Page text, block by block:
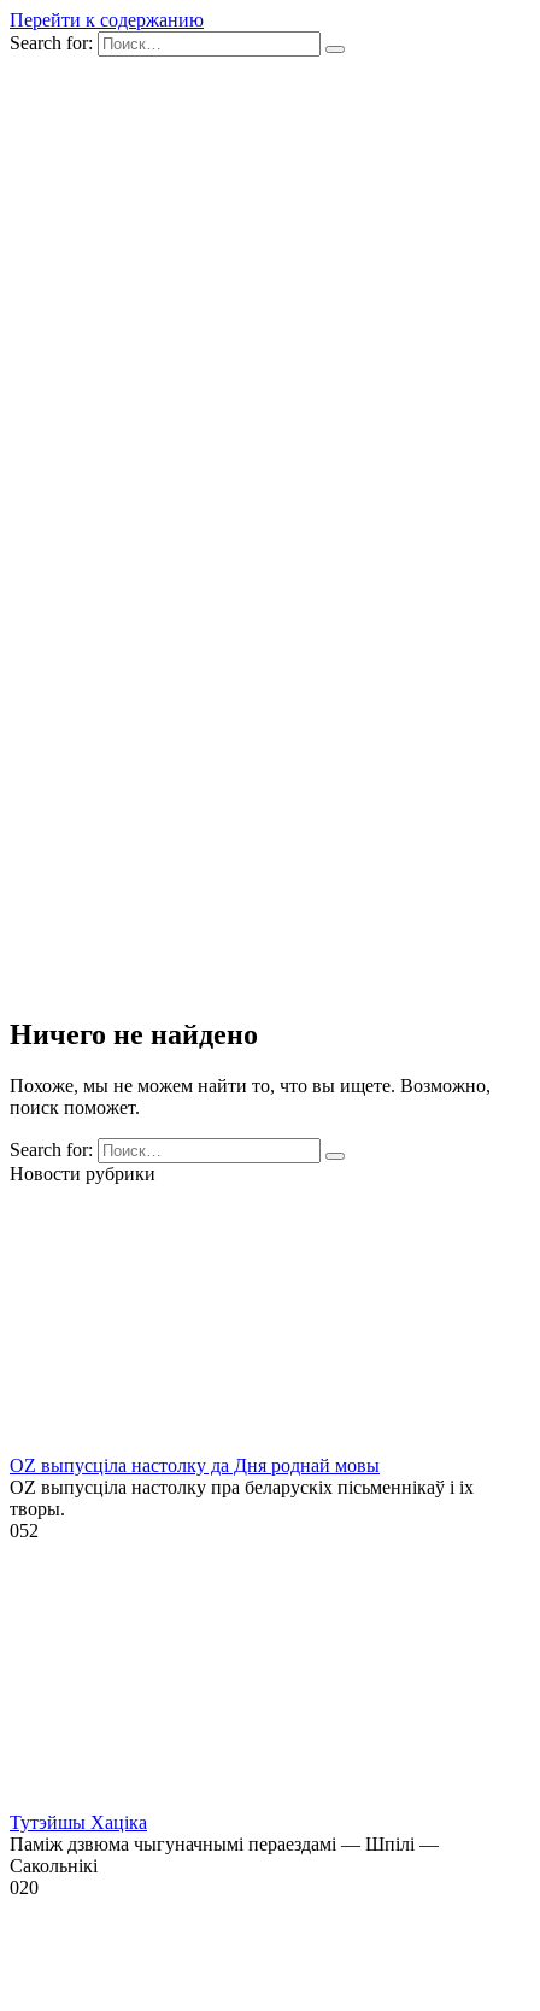
Перейти к содержанию
Search for:
Ничего не найдено
Похоже, мы не можем найти то, что вы ищете. Возможно,
поиск поможет.
Search for:
Новости рубрики
OZ выпусціла настолку да Дня роднай мовы
OZ выпусціла настолку пра беларускіх пісьменнікаў і іх
творы.
052
Тутэйшы Хаціка
Паміж дзвюма чыгуначнымі пераездамі — Шпілі —
Сакольнікі
020